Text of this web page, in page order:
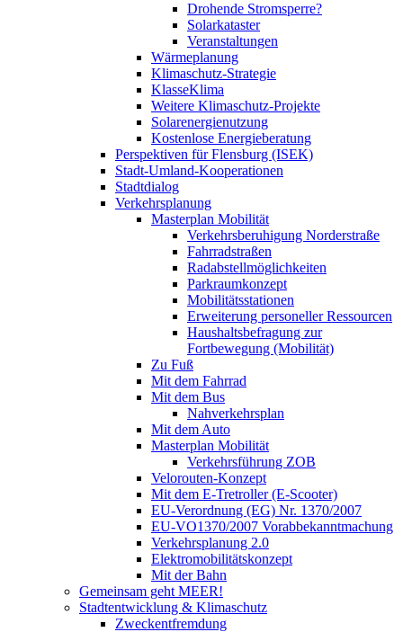
Drohende Stromsperre?
Solarkataster
Veranstaltungen
Wärmeplanung
Klimaschutz-Strategie
KlasseKlima
Weitere Klimaschutz-Projekte
Solarenergienutzung
Kostenlose Energieberatung
Perspektiven für Flensburg (ISEK)
Stadt-Umland-Kooperationen
Stadtdialog
Verkehrsplanung
Masterplan Mobilität
Verkehrsberuhigung Norderstraße
Fahrradstraßen
Radabstellmöglichkeiten
Parkraumkonzept
Mobilitätsstationen
Erweiterung personeller Ressourcen
Haushaltsbefragung zur
Fortbewegung (Mobilität)
Zu Fuß
Mit dem Fahrrad
Mit dem Bus
Nahverkehrsplan
Mit dem Auto
Masterplan Mobilität
Verkehrsführung ZOB
Velorouten-Konzept
Mit dem E-Tretroller (E-Scooter)
EU-Verordnung (EG) Nr. 1370/2007
EU-VO1370/2007 Vorabbekanntmachung
Verkehrsplanung 2.0
Elektromobilitätskonzept
Mit der Bahn
Gemeinsam geht MEER!
Stadtentwicklung & Klimaschutz
Zweckentfremdung